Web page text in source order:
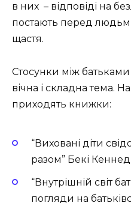
в них – відповіді на
постають перед
щастя.
Стосунки між
вічна і складна тема.
приходять книжки:
“Виховані діти
разом” Бекі
“Внутрішній світ
погляди на